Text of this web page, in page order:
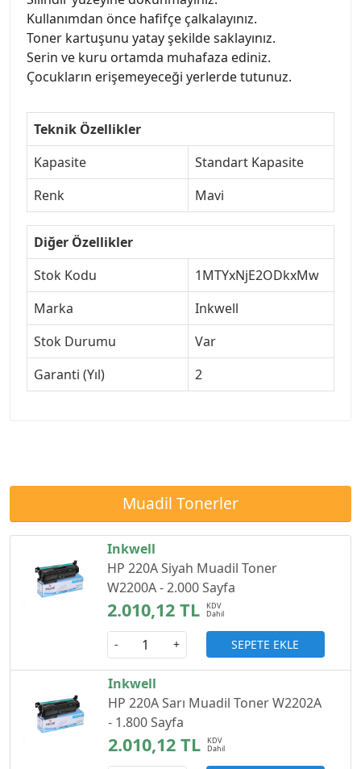
Kullanımdan önce hafifçe çalkalayınız.
Toner kartuşunu yatay şekilde saklayınız.
Serin ve kuru ortamda muhafaza ediniz.
Çocukların erişemeyeceği yerlerde tutunuz.
Teknik Özellikler
Kapasite
Standart Kapasite
Renk
Mavi
Diğer Özellikler
Stok Kodu
1MTYxNjE2ODkxMw
Marka
Inkwell
Stok Durumu
Var
Garanti (Yıl)
2
Muadil Tonerler
Inkwell
HP 220A Siyah Muadil Toner
W2200A - 2.000 Sayfa
2.010,12 TL
- + SEPETE EKLE
Inkwell
HP 220A Sarı Muadil Toner W2202A
- 1.800 Sayfa
2.010,12 TL